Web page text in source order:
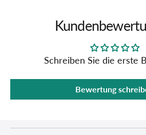
Schreiben Sie die erste
Bewertung